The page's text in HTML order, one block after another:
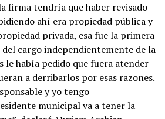
firma tendría que haber revisado
ahí era propiedad pública y
privada, esa fue la primera
cargo independientemente de la
le había pedido que fuera atender
a derribarlos por esas razones.
y yo tengo
municipal va a tener la